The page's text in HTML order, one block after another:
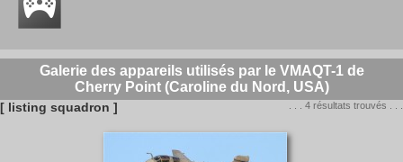
Galerie des appareils utilisés par le VMAQT-1 de
Cherry Point (Caroline du Nord, USA)
[ listing squadron ] . . . 4 résultats trouvés . . .